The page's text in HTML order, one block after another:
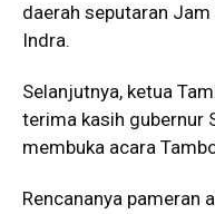
daerah seputaran Jam
Indra.
Selanjutnya, ketua
terima kasih gubernur
membuka acara
Rencananya pameran